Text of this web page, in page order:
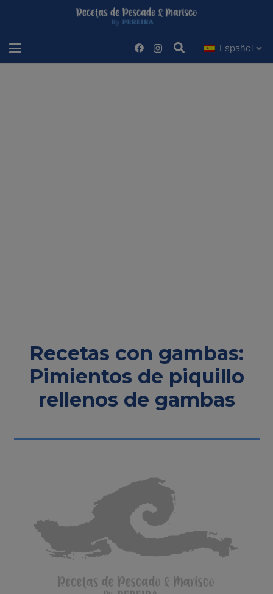
Español
Recetas con gambas:
Pimientos de piquillo
rellenos de gambas